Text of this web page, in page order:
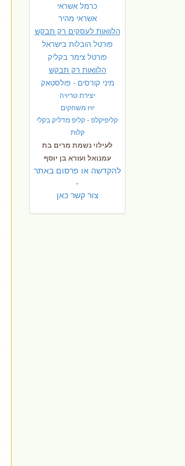
כרמל אשראי
אשראי מהיר
הלוואות לעסקים רק תבקש
פורטל הובלות בישראל
פורטל צימר בקליק
הלוואות רק תבקש
מיני קורסים - פולסטאק
יצירת טריויה
יויו משחקים
קליפיקלפ - קליפ מדליק בקלי
קלות
לעילוי נשמת מרים בת
עמנואל ועזרא בן יוסף
להקדשה או פרסום באתר
-
צור קשר כאן